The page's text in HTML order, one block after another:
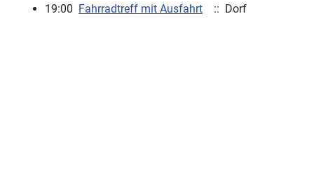
19:00 Fahrradtreff mit Ausfahrt :: Dorf